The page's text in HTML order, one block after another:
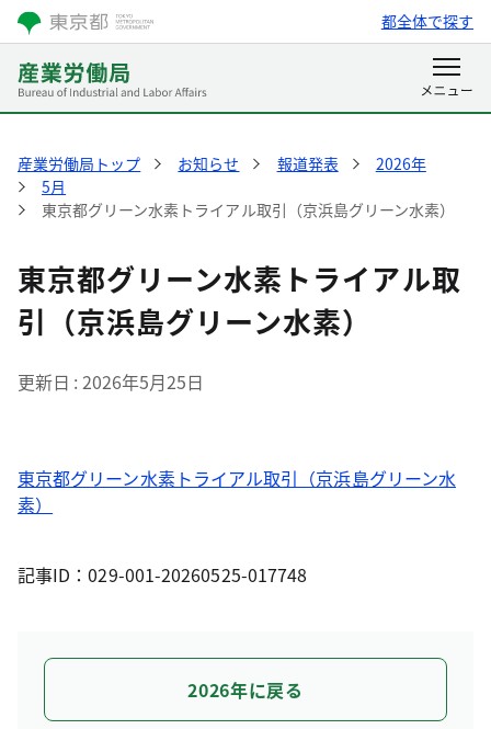
都全体で探す
産業労働局トップ お知らせ 報道発表
2026年
5月
東京都グリーン水素トライアル取引（京浜島グリーン水素）
東京都グリーン水素トライアル取
引（京浜島グリーン水素）
更新日 2026年5月25日
東京都グリーン水素トライアル取引（京浜島グリーン水
素）
記事ID：029-001-20260525-017748
2026年に戻る